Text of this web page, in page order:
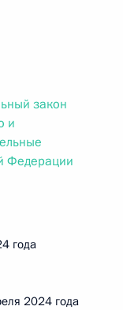
закон
и
Федерации
года